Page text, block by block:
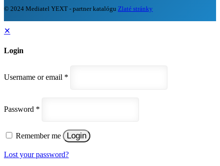
© 2024 Mediatel YEXT - partner katalógu Zlaté stránky
✕
Login
Username or email *
Password *
Remember me Login
Lost your password?